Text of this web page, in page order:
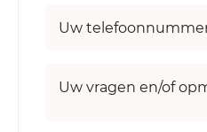
Uw
Uw vragen en/of